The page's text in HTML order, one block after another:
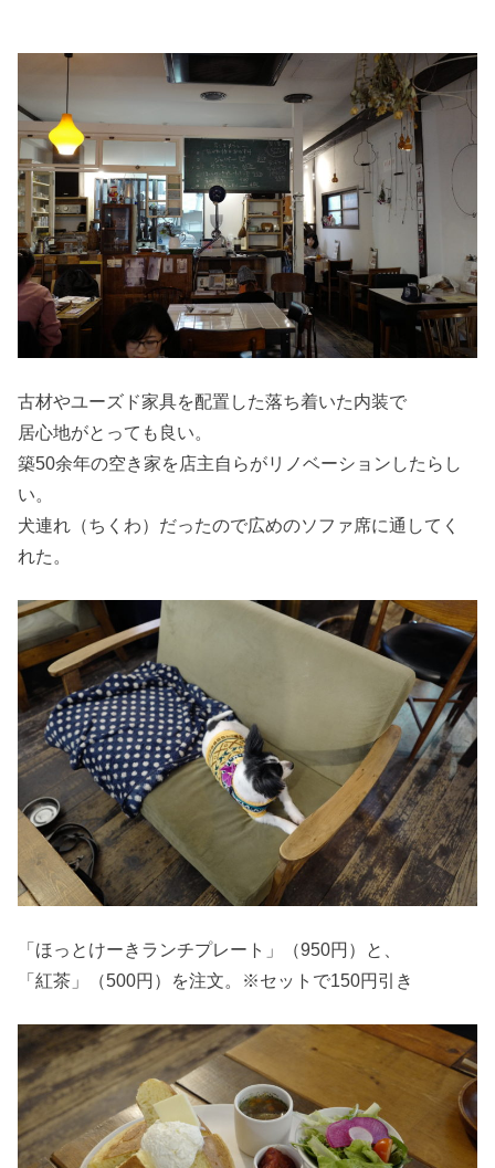
古材やユーズド家具を配置した落ち着いた内装で
居心地がとっても良い。
築50余年の空き家を店主自らがリノベーションしたらし
い。
犬連れ（ちくわ）だったので広めのソファ席に通してく
れた。
「ほっとけーきランチプレート」（950円）と、
「紅茶」（500円）を注文。※セットで150円引き